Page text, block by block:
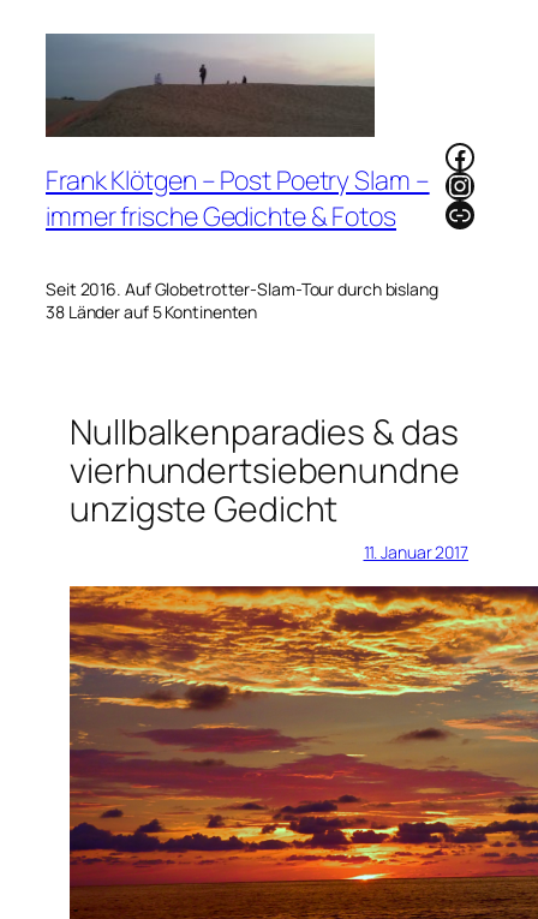
Frank Klötgen – Post Poetry Slam –
immer frische Gedichte & Fotos
Seit 2016. Auf Globetrotter-Slam-Tour durch bislang
38 Länder auf 5 Kontinenten
Link
Nullbalkenparadies & das
vierhundertsiebenundne
unzigste Gedicht
11. Januar 2017